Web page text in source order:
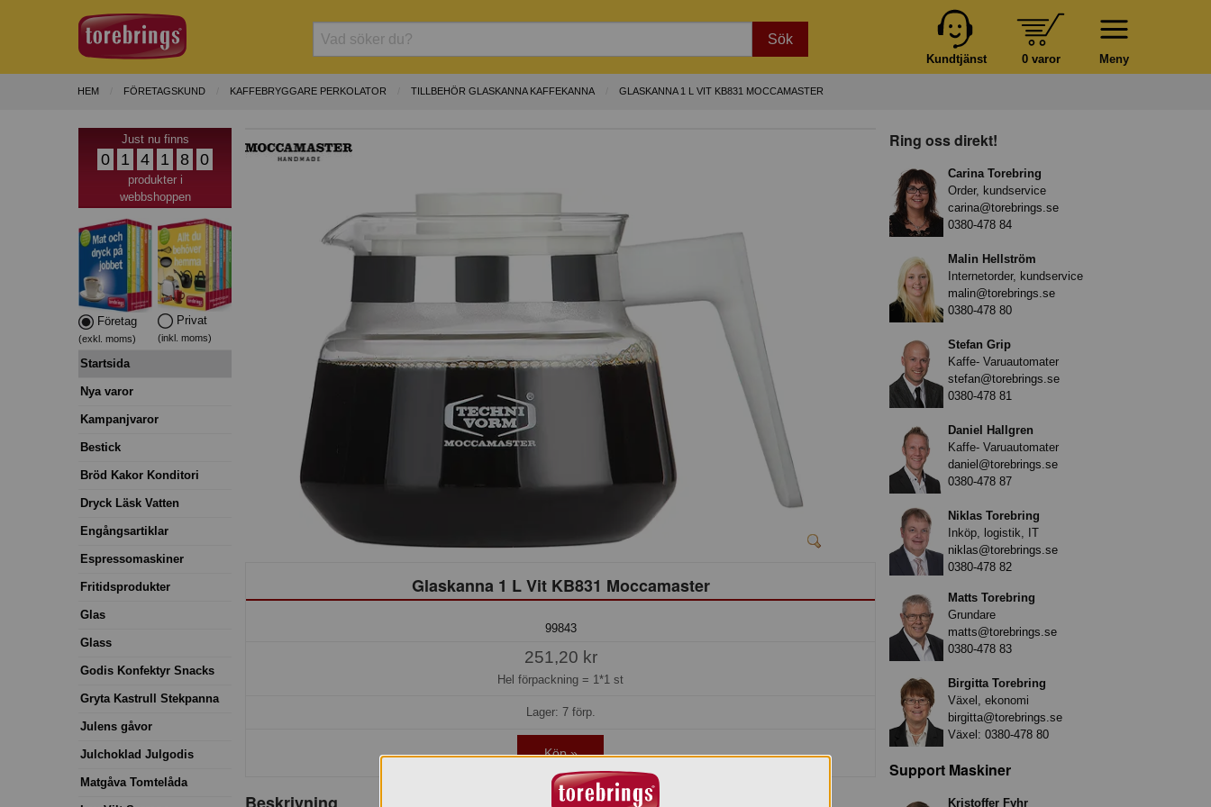
Sök
Meny
0 varor
Kundtjänst
HEM FÖRETAGSKUND KAFFEBRYGGARE PERKOLATOR TILLBEHÖR GLASKANNA KAFFEKANNA GLASKANNA 1 L VIT KB831 MOCCAMASTER
Just nu finns
0 1 4 1 8 0
produkter i
webbshoppen
Företag
(exkl. moms)
Privat
(inkl. moms)
Startsida
Nya varor
Kampanjvaror
Bestick
Bröd Kakor Konditori
Dryck Läsk Vatten
Engångsartiklar
Espressomaskiner
Fritidsprodukter
Glas
Glass
Godis Konfektyr Snacks
Gryta Kastrull Stekpanna
Julens gåvor
Julchoklad Julgodis
Matgåva Tomtelåda
Glaskanna 1 L Vit KB831 Moccamaster
99843
251,20 kr
Hel förpackning = 1*1 st
Lager: 7 förp.
Köp »
Beskrivning
Ring oss direkt!
Carina Torebring
Order, kundservice
carina@torebrings.se
0380-478 84
Malin Hellström
Internetorder, kundservice
malin@torebrings.se
0380-478 80
Stefan Grip
Kaffe- Varuautomater
stefan@torebrings.se
0380-478 81
Daniel Hallgren
Kaffe- Varuautomater
daniel@torebrings.se
0380-478 87
Niklas Torebring
Inköp, logistik, IT
niklas@torebrings.se
0380-478 82
Matts Torebring
Grundare
matts@torebrings.se
0380-478 83
Birgitta Torebring
Växel, ekonomi
birgitta@torebrings.se
Växel: 0380-478 80
Support Maskiner
Kristoffer Fyhr